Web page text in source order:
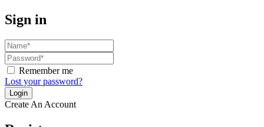
Sign in
Remember me
Lost your password?
Create An Account